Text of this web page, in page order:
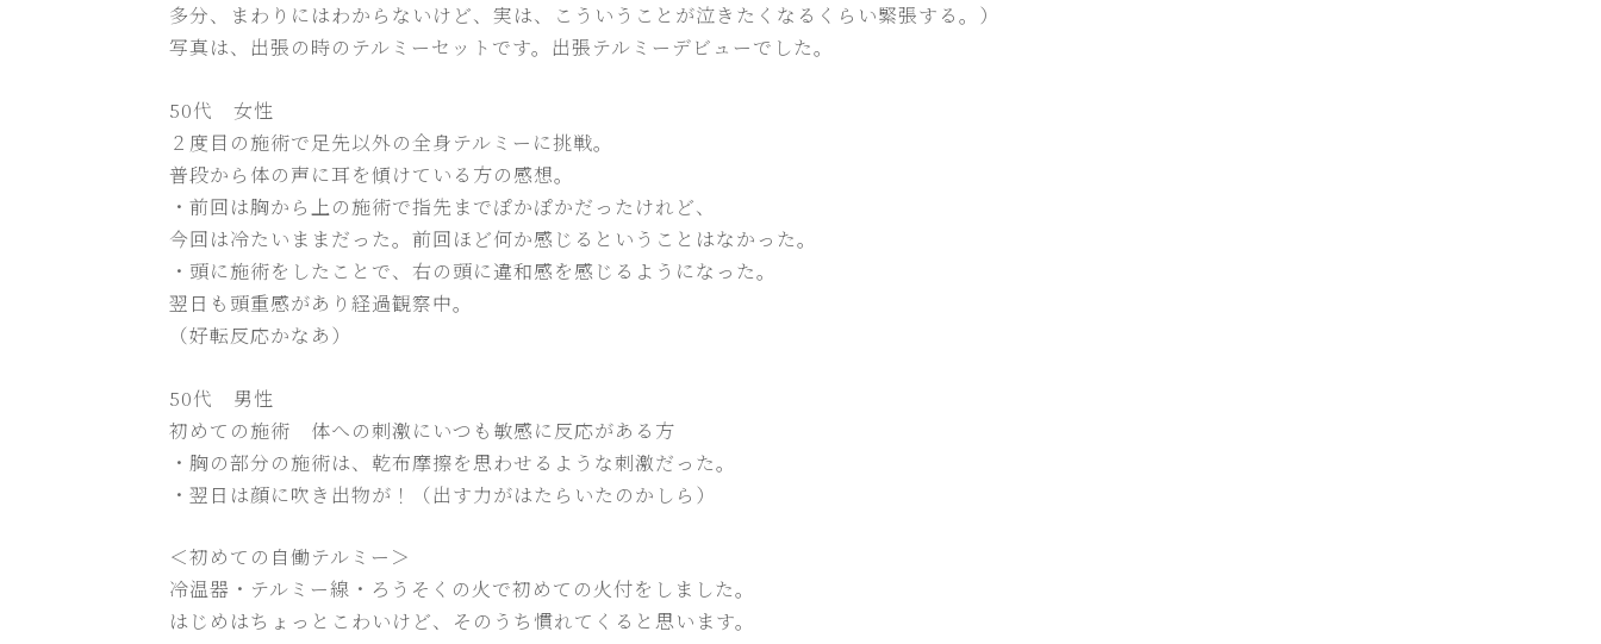
多分、まわりにはわからないけど、実は、こういうことが泣きたくなるくらい緊張する。）
写真は、出張の時のテルミーセットです。出張テルミーデビューでした。
50代 女性
２度目の施術で足先以外の全身テルミーに挑戦。
普段から体の声に耳を傾けている方の感想。
・前回は胸から上の施術で指先までぽかぽかだったけれど、
今回は冷たいままだった。前回ほど何か感じるということはなかった。
・頭に施術をしたことで、右の頭に違和感を感じるようになった。
翌日も頭重感があり経過観察中。
（好転反応かなあ）
50代 男性
初めての施術 体への刺激にいつも敏感に反応がある方
・胸の部分の施術は、乾布摩擦を思わせるような刺激だった。
・翌日は顔に吹き出物が！（出す力がはたらいたのかしら）
＜初めての自働テルミー＞
冷温器・テルミー線・ろうそくの火で初めての火付をしました。
はじめはちょっとこわいけど、そのうち慣れてくると思います。